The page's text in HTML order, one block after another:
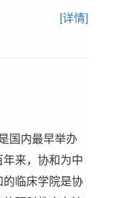
[详情]
国内最早举办
来，协和为中
的临床学院是协